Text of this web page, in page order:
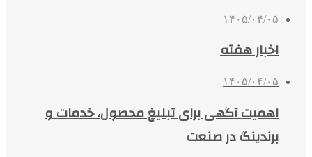
۱۴۰۵/۰۴/۰۵
اخبار هفته
۱۴۰۵/۰۴/۰۵
اهمیت آگهی برای تبلیغ محصول، خدمات و
برندینگ در صنعت